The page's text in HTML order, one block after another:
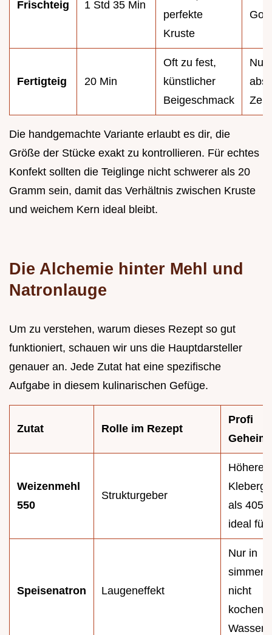
Frischteig 1 Std 35 Min
perfekte
Kruste
Fertigteig 20 Min
Oft zu fest,
künstlicher
Beigeschmack
Nur
Die handgemachte Variante erlaubt es dir, die
Größe der Stücke exakt zu kontrollieren. Für echtes
Konfekt sollten die Teiglinge nicht schwerer als 20
Gramm sein, damit das Verhältnis zwischen Kruste
und weichem Kern ideal bleibt.
Die Alchemie hinter Mehl und
Natronlauge
Um zu verstehen, warum dieses Rezept so gut
funktioniert, schauen wir uns die Hauptdarsteller
genauer an. Jede Zutat hat eine spezifische
Aufgabe in diesem kulinarischen Gefüge.
Zutat Rolle im Rezept
Profi
Weizenmehl
550
Strukturgeber
Höherer
als
ideal für
Speisenatron Laugeneffekt
Nur in
nicht
Wasser